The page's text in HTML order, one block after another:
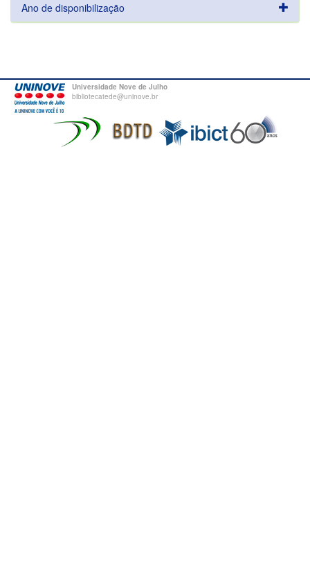
Ano de disponibilização
Universidade Nove de Julho
bibliotecatede@uninove.br